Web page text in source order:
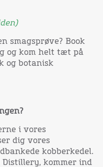
smagsprøve? Book
og kom helt tæt på
og botanisk
i vores
dig vores
kobberkedel.
kommer ind